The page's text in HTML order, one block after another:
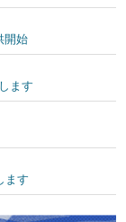
開始
ます
ます